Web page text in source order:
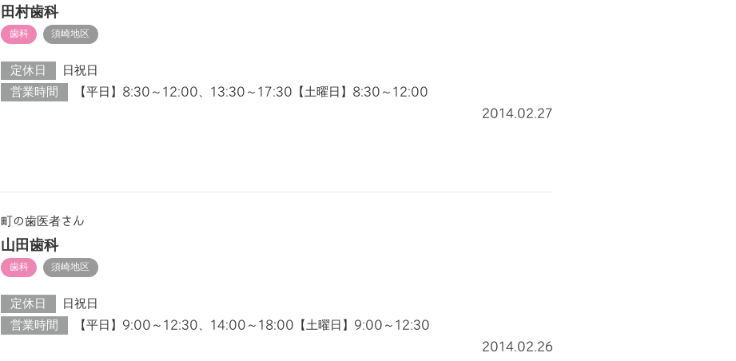
田村歯科
歯科 須崎地区
定休日
日祝日
営業時間
【平日】8:30～12:00、13:30～17:30【土曜日】8:30～12:00
2014.02.27
町の歯医者さん
山田歯科
歯科 須崎地区
定休日
日祝日
営業時間
【平日】9:00～12:30、14:00～18:00【土曜日】9:00～12:30
2014.02.26